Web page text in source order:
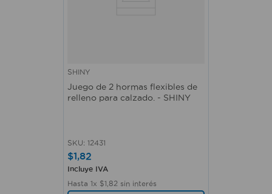
SHINY
Juego de 2 hormas flexibles de
relleno para calzado. - SHINY
SKU: 12431
$1,82
Incluye IVA
Hasta 1x $1 82 sin interés